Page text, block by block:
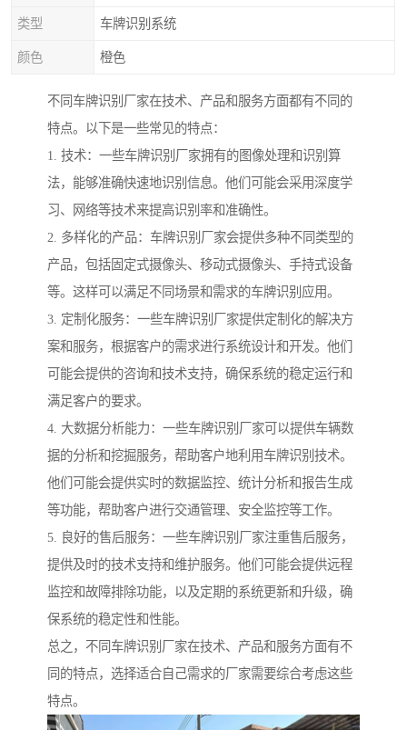
类型 车牌识别系统
颜色 橙色
不同车牌识别厂家在技术、产品和服务方面都有不同的
特点。以下是一些常见的特点：
1. 技术：一些车牌识别厂家拥有的图像处理和识别算
法，能够准确快速地识别信息。他们可能会采用深度学
习、网络等技术来提高识别率和准确性。
2. 多样化的产品：车牌识别厂家会提供多种不同类型的
产品，包括固定式摄像头、移动式摄像头、手持式设备
等。这样可以满足不同场景和需求的车牌识别应用。
3. 定制化服务：一些车牌识别厂家提供定制化的解决方
案和服务，根据客户的需求进行系统设计和开发。他们
可能会提供的咨询和技术支持，确保系统的稳定运行和
满足客户的要求。
4. 大数据分析能力：一些车牌识别厂家可以提供车辆数
据的分析和挖掘服务，帮助客户地利用车牌识别技术。
他们可能会提供实时的数据监控、统计分析和报告生成
等功能，帮助客户进行交通管理、安全监控等工作。
5. 良好的售后服务：一些车牌识别厂家注重售后服务，
提供及时的技术支持和维护服务。他们可能会提供远程
监控和故障排除功能，以及定期的系统更新和升级，确
保系统的稳定性和性能。
总之，不同车牌识别厂家在技术、产品和服务方面有不
同的特点，选择适合自己需求的厂家需要综合考虑这些
特点。